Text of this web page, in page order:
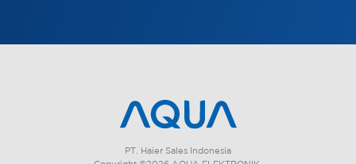
PT. Haier Sales Indonesia